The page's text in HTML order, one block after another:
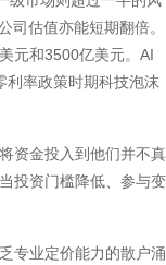
司估值亦能短期翻倍。
元和3500亿美元。AI
利率政策时期科技泡沫
资金投入到他们并不真
投资门槛降低、参与变
专业定价能力的散户涌